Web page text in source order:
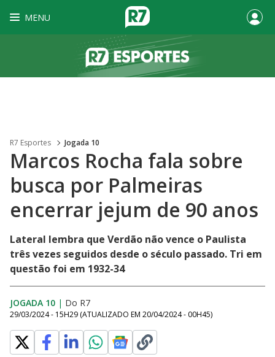
MENU
R7 Esportes Jogada 10
Marcos Rocha fala sobre
busca por Palmeiras
encerrar jejum de 90 anos
Lateral lembra que Verdão não vence o Paulista
três vezes seguidos desde o século passado. Tri em
questão foi em 1932-34
JOGADA 10 | Do R7
29/03/2024 - 15H29 (ATUALIZADO EM 20/04/2024 - 00H45)